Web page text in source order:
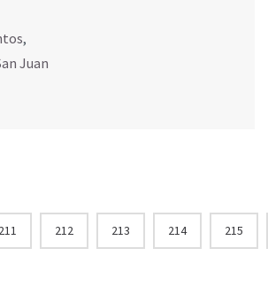
,
Juan
211 212 213 214 215